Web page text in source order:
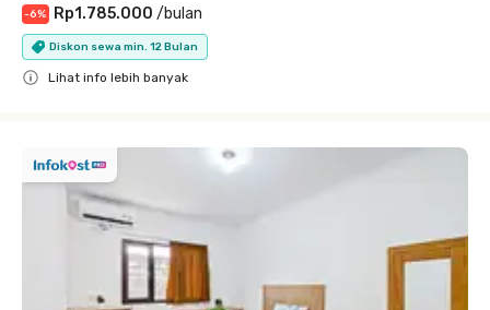
-6% Rp1.785.000 /bulan
Diskon sewa min. 12 Bulan
Lihat info lebih banyak